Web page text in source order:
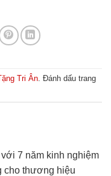
Tri Ân. Đánh dấu trang
với 7 năm kinh nghiệm
cho thương hiệu